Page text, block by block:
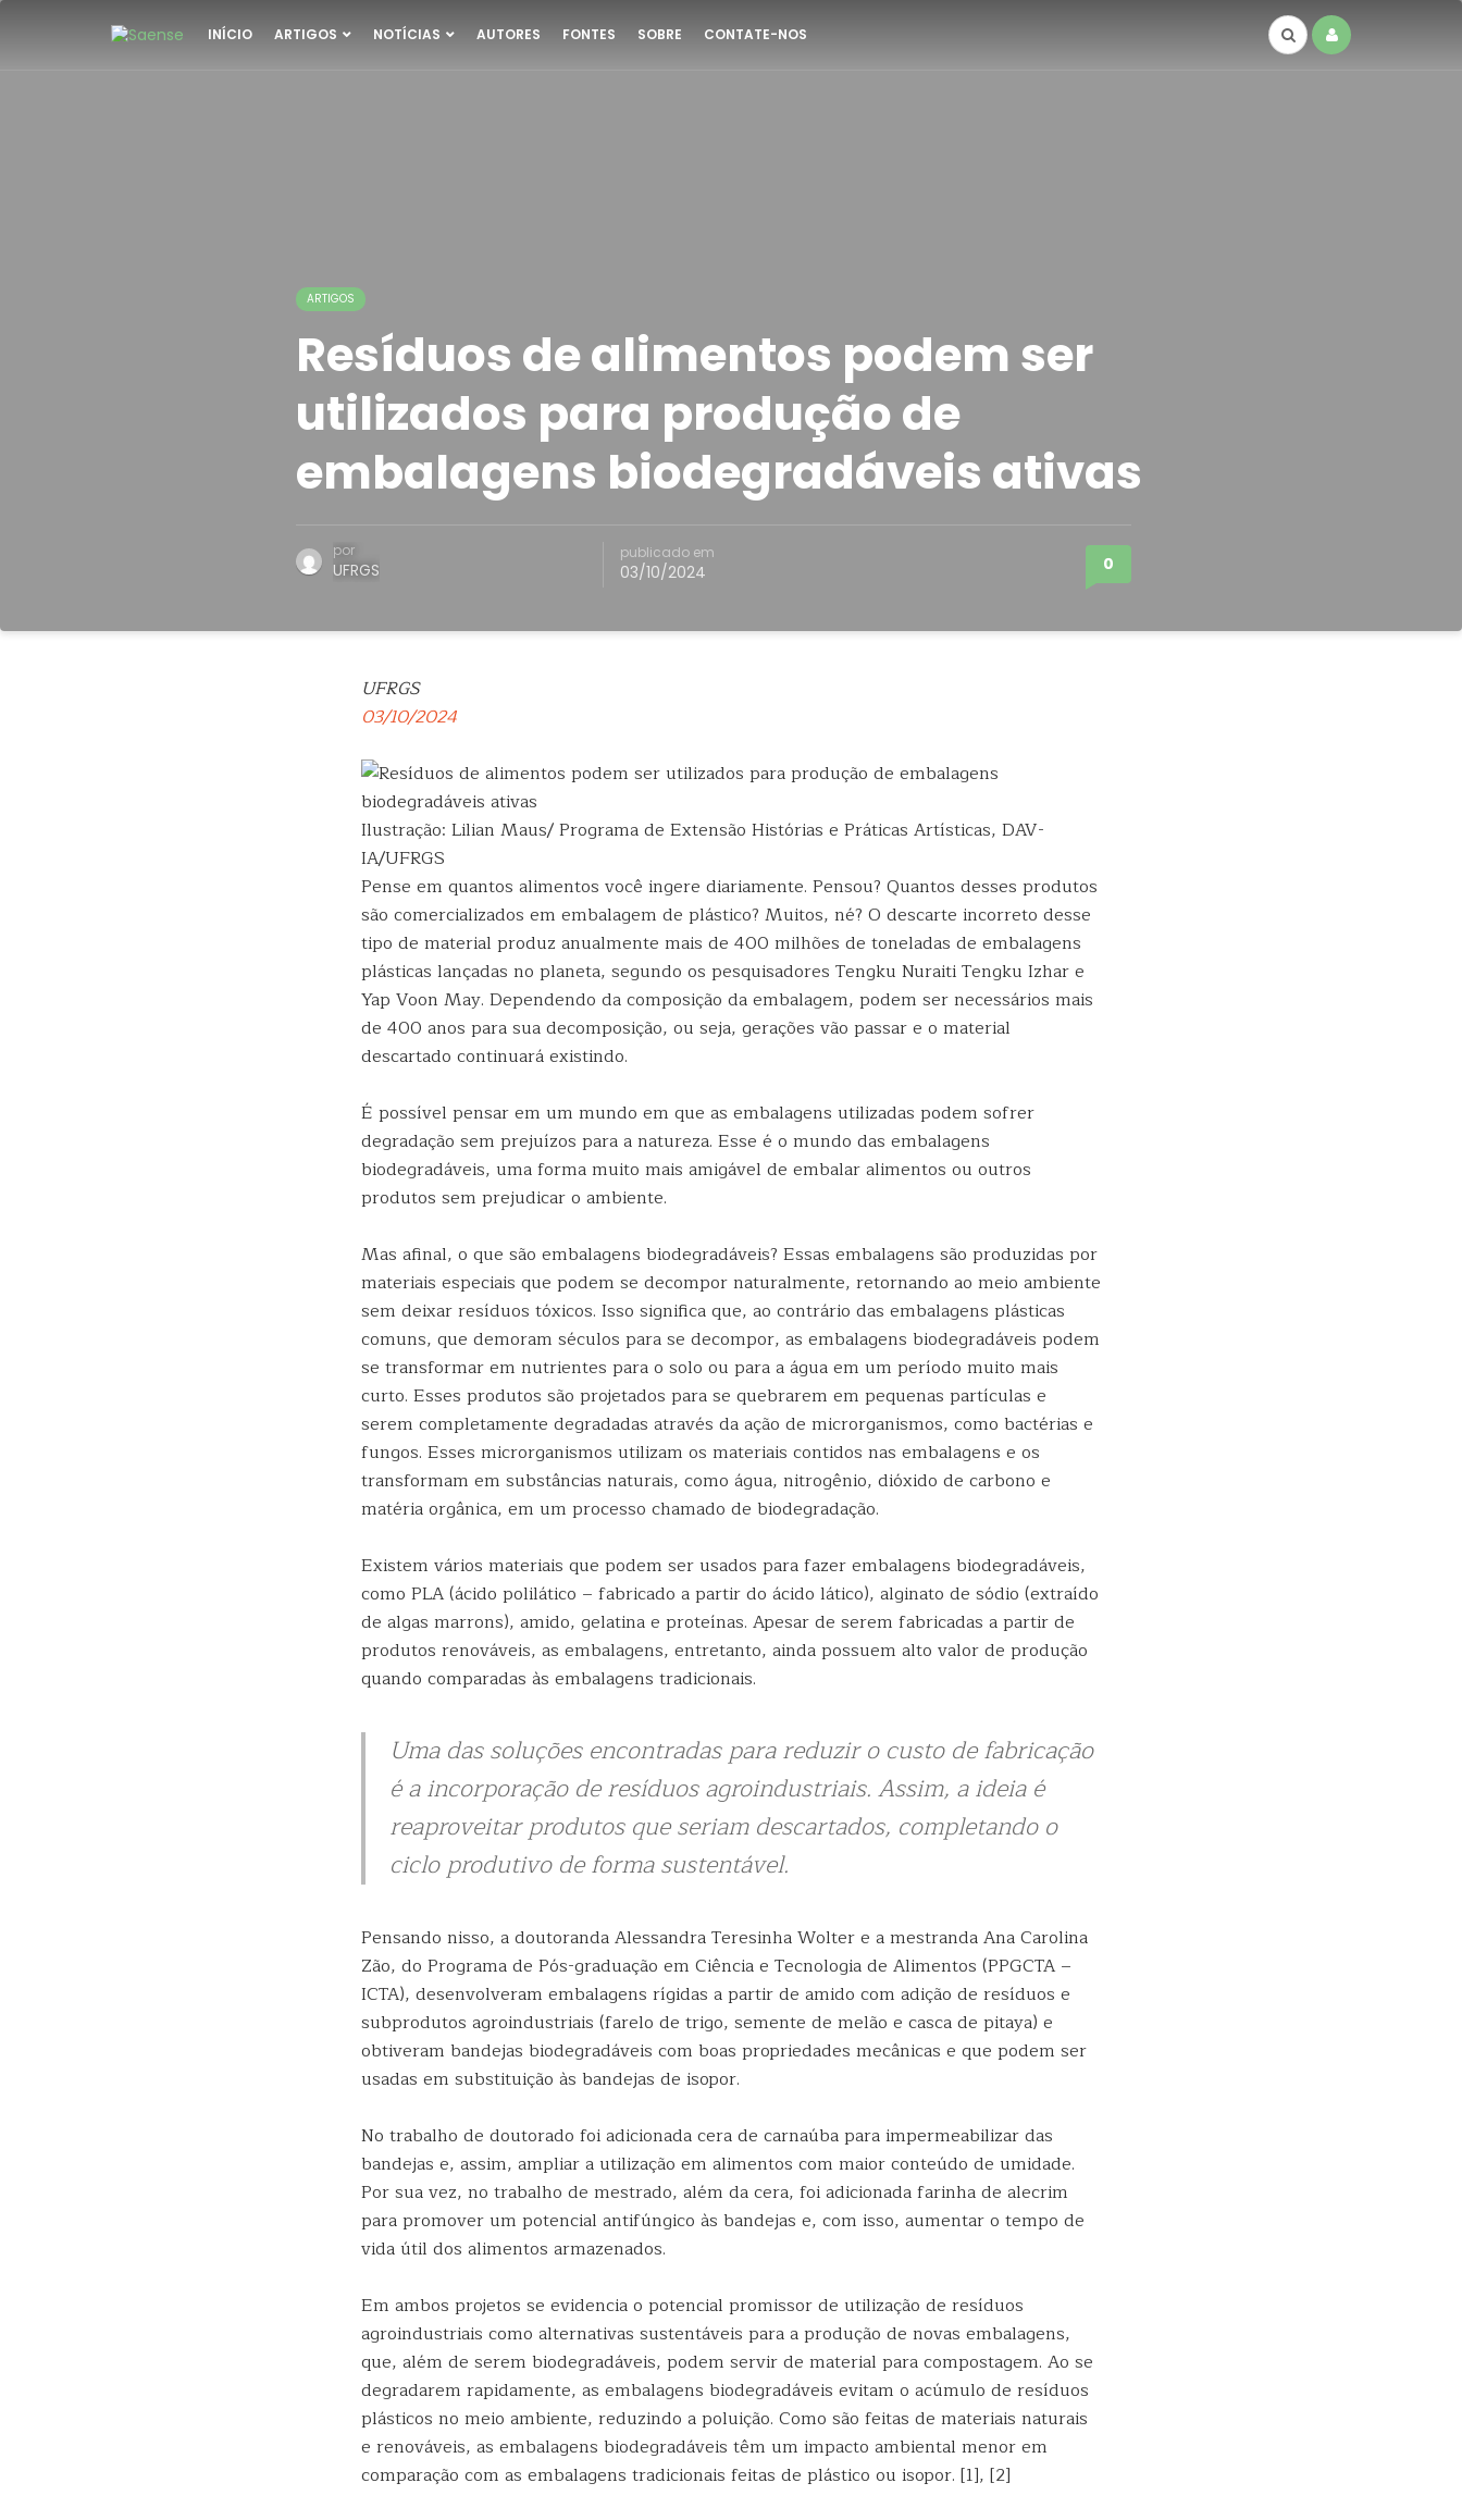
INÍCIO ARTIGOS NOTÍCIAS AUTORES FONTES SOBRE CONTATE-NOS
ARTIGOS
Resíduos de alimentos podem ser
utilizados para produção de
embalagens biodegradáveis ativas
por
UFRGS
publicado em
03/10/2024 0
UFRGS
03/10/2024
Ilustração: Lilian Maus/ Programa de Extensão Histórias e Práticas Artísticas, DAV-
IA/UFRGS
Pense em quantos alimentos você ingere diariamente. Pensou? Quantos desses produtos
são comercializados em embalagem de plástico? Muitos, né? O descarte incorreto desse
tipo de material produz anualmente mais de 400 milhões de toneladas de embalagens
plásticas lançadas no planeta, segundo os pesquisadores Tengku Nuraiti Tengku Izhar e
Yap Voon May. Dependendo da composição da embalagem, podem ser necessários mais
de 400 anos para sua decomposição, ou seja, gerações vão passar e o material
descartado continuará existindo.
É possível pensar em um mundo em que as embalagens utilizadas podem sofrer
degradação sem prejuízos para a natureza. Esse é o mundo das embalagens
biodegradáveis, uma forma muito mais amigável de embalar alimentos ou outros
produtos sem prejudicar o ambiente.
Mas afinal, o que são embalagens biodegradáveis? Essas embalagens são produzidas por
materiais especiais que podem se decompor naturalmente, retornando ao meio ambiente
sem deixar resíduos tóxicos. Isso significa que, ao contrário das embalagens plásticas
comuns, que demoram séculos para se decompor, as embalagens biodegradáveis podem
se transformar em nutrientes para o solo ou para a água em um período muito mais
curto. Esses produtos são projetados para se quebrarem em pequenas partículas e
serem completamente degradadas através da ação de microrganismos, como bactérias e
fungos. Esses microrganismos utilizam os materiais contidos nas embalagens e os
transformam em substâncias naturais, como água, nitrogênio, dióxido de carbono e
matéria orgânica, em um processo chamado de biodegradação.
Existem vários materiais que podem ser usados para fazer embalagens biodegradáveis,
como PLA (ácido polilático – fabricado a partir do ácido lático), alginato de sódio (extraído
de algas marrons), amido, gelatina e proteínas. Apesar de serem fabricadas a partir de
produtos renováveis, as embalagens, entretanto, ainda possuem alto valor de produção
quando comparadas às embalagens tradicionais.
Uma das soluções encontradas para reduzir o custo de fabricação
é a incorporação de resíduos agroindustriais. Assim, a ideia é
reaproveitar produtos que seriam descartados, completando o
ciclo produtivo de forma sustentável.
Pensando nisso, a doutoranda Alessandra Teresinha Wolter e a mestranda Ana Carolina
Zão, do Programa de Pós-graduação em Ciência e Tecnologia de Alimentos (PPGCTA –
ICTA), desenvolveram embalagens rígidas a partir de amido com adição de resíduos e
subprodutos agroindustriais (farelo de trigo, semente de melão e casca de pitaya) e
obtiveram bandejas biodegradáveis com boas propriedades mecânicas e que podem ser
usadas em substituição às bandejas de isopor.
No trabalho de doutorado foi adicionada cera de carnaúba para impermeabilizar das
bandejas e, assim, ampliar a utilização em alimentos com maior conteúdo de umidade.
Por sua vez, no trabalho de mestrado, além da cera, foi adicionada farinha de alecrim
para promover um potencial antifúngico às bandejas e, com isso, aumentar o tempo de
vida útil dos alimentos armazenados.
Em ambos projetos se evidencia o potencial promissor de utilização de resíduos
agroindustriais como alternativas sustentáveis para a produção de novas embalagens,
que, além de serem biodegradáveis, podem servir de material para compostagem. Ao se
degradarem rapidamente, as embalagens biodegradáveis evitam o acúmulo de resíduos
plásticos no meio ambiente, reduzindo a poluição. Como são feitas de materiais naturais
e renováveis, as embalagens biodegradáveis têm um impacto ambiental menor em
comparação com as embalagens tradicionais feitas de plástico ou isopor. [1], [2]